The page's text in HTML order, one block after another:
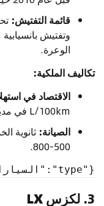
قائمة التفتيش:
وتفتيش
الوعرة.
تكاليف الملكية:
الاقتصاد في
L/100km في مدينة القيادة.
الصيانة: ثانوية
500-800.
{"type":"السيارات المستعملة المصدر","البيانات":{"id":"2057","brandSlug":"تويوتا", "modelSlug":"تويوتا الأرض كروزر", "modelName": "تويوتا لاند كروزر", "modelNameAr": "تويوتا لاند كروزر","فرعي":"AE"}}
3. لكزس LX